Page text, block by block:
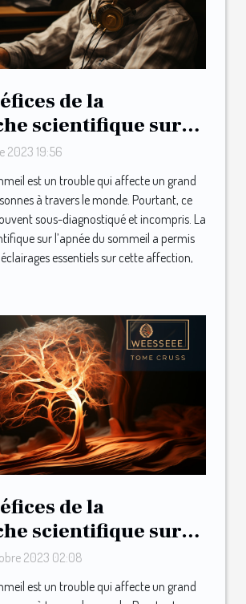
de la
scientifique sur
sommeil
2023 19:56
est un trouble qui affecte un grand
à travers le monde. Pourtant, ce
sous-diagnostiqué et incompris. La
sur l’apnée du sommeil a permis
essentiels sur cette affection,
de la
scientifique sur
sommeil
2023 02:08
est un trouble qui affecte un grand